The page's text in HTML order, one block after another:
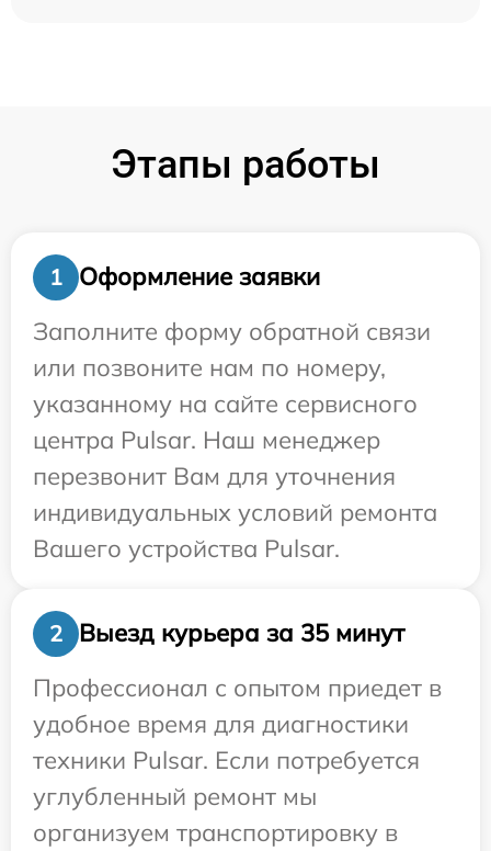
Этапы работы
1
Оформление заявки
Заполните форму обратной связи
или позвоните нам по номеру,
указанному на сайте сервисного
центра Pulsar. Наш менеджер
перезвонит Вам для уточнения
индивидуальных условий ремонта
Вашего устройства Pulsar.
2
Выезд курьера за 35 минут
Профессионал с опытом приедет в
удобное время для диагностики
техники Pulsar. Если потребуется
углубленный ремонт мы
организуем транспортировку в